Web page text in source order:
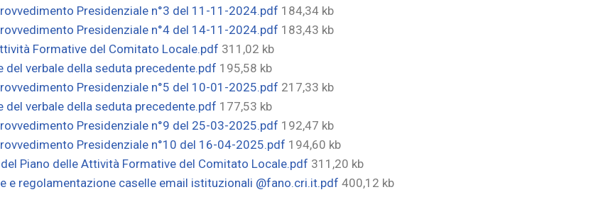
Presidenziale n°3 del 11-11-2024.pdf 184,34 kb
Presidenziale n°4 del 14-11-2024.pdf 183,43 kb
Formative del Comitato Locale.pdf 311,02 kb
verbale della seduta precedente.pdf 195,58 kb
Presidenziale n°5 del 10-01-2025.pdf 217,33 kb
verbale della seduta precedente.pdf 177,53 kb
Presidenziale n°9 del 25-03-2025.pdf 192,47 kb
Presidenziale n°10 del 16-04-2025.pdf 194,60 kb
Piano delle Attività Formative del Comitato Locale.pdf 311,20 kb
e regolamentazione caselle email istituzionali @fano.cri.it.pdf 400,12 kb